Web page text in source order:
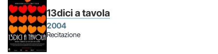
13dici a tavola
2004
Recitazione